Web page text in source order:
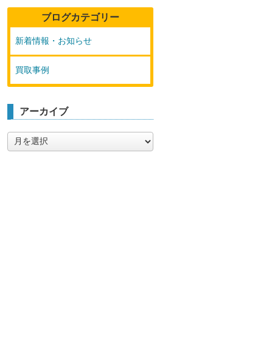
ブログカテゴリー
新着情報・お知らせ
買取事例
アーカイブ
ー